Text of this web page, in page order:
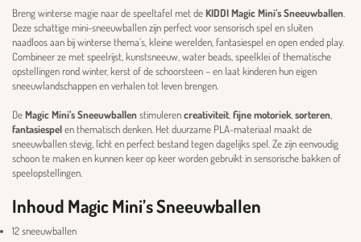
Breng winterse magie naar de speeltafel met deKIDDI Magic Mini’s Sneeuwballen
Deze schattige mini-sneeuwballen zijn perfect voor sensorisch spel en sluiten
naadloos aan bij winterse thema’s, kleine werelden, fantasiespel en open ended play.
Combineer ze met speelrijst, kunstsneeuw, water beads, speelklei of thematische
opstellingen rond winter, kerst of de schoorsteen – en laat kinderen hun eigen
sneeuwlandschappen en verhalen tot leven brengen.
DeMagic Mini’s Sneeuwballenstimulerencreativiteit,fijne motoriek,sorteren,
fantasiespelen thematisch denken. Het duurzame PLA-materiaal maakt de
sneeuwballen stevig, licht en perfect bestand tegen dagelijks spel. Ze zijn eenvoudig
schoon te maken en kunnen keer op keer worden gebruikt in sensorische bakken of
speelopstellingen.
Inhoud Magic Mini’s Sneeuwballen
12 sneeuwballen